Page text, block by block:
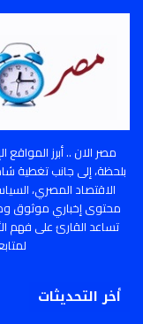
مصر الان .. أبرز المواقع
بلحظة، إلى جانب تغطية
الاقتصاد المصري،
محتوى إخباري موثوق
تساعد القارئ على فهم
أخر التحديثات